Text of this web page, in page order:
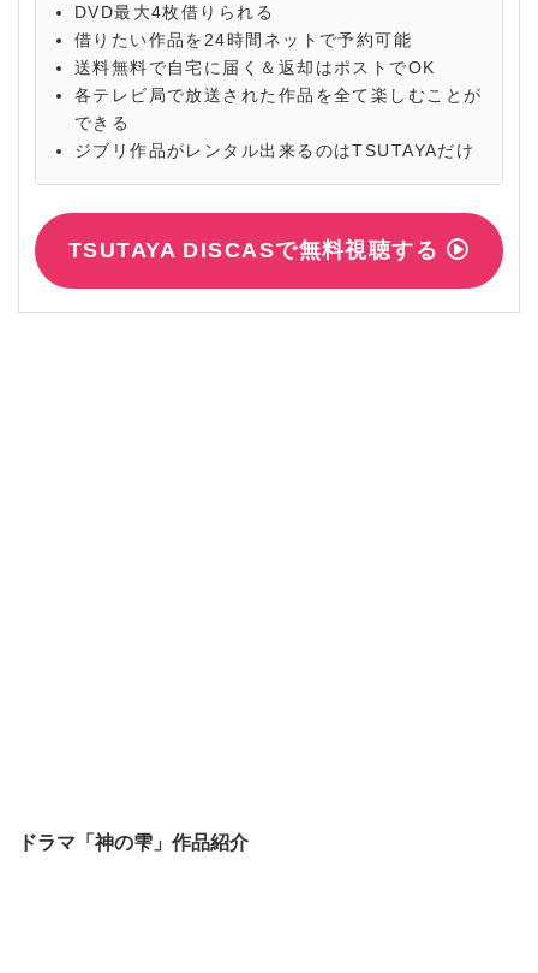
DVD最大4枚借りられる
借りたい作品を24時間ネットで予約可能
送料無料で自宅に届く＆返却はポストでOK
各テレビ局で放送された作品を全て楽しむことが
できる
ジブリ作品がレンタル出来るのはTSUTAYAだけ
TSUTAYA DISCASで無料視聴する
ドラマ「神の雫」作品紹介